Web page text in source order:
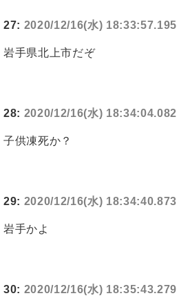
27: 2020/12/16(水)
岩手県北上市だぞ
28: 2020/12/16(水)
子供凍死か？
29: 2020/12/16(水)
岩手かよ
30: 2020/12/16(水)